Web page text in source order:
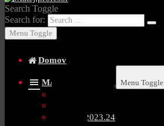
Search Toggle
Search for:
Menu Toggle
Domov
MATEMATIKA AI Menu Toggle
Testi 2023.24